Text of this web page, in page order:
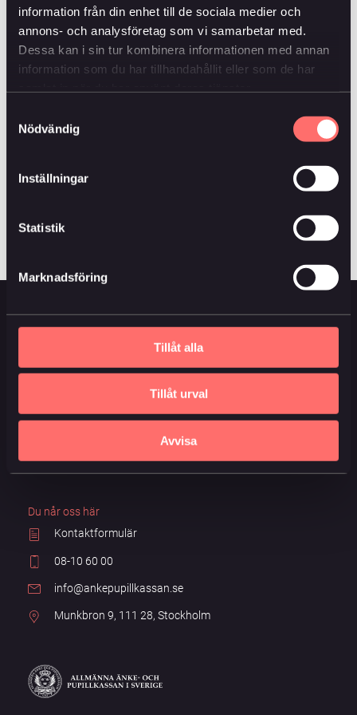
information från din enhet till de sociala medier och
annons- och analysföretag som vi samarbetar med.
Dessa kan i sin tur kombinera informationen med annan
information som du har tillhandahållit eller som de har
Nödvändig
Inställningar
Statistik
Marknadsföring
Tillåt alla
Tillåt urval
Avvisa
Elin – en försäkring på Ella och en på Emil.
Bolagets värde är 9 miljoner kronor. När Emil dör
betalar livförsäkringen ut 1,5 miljoner kronor till Ella
och 1,5 miljoner kronor till Elin, vilket innebär att Ella
Aktuellt
US persons
Du når oss här
Kontaktformulär
08-10 60 00
info@ankepupillkassan.se
Munkbron 9, 111 28, Stockholm